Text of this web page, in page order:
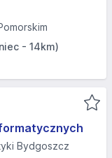
- 14km)
Bydgoszcz